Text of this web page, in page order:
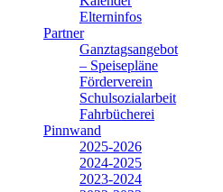
Elterninfos
Partner
Ganztagsangebot
– Speisepläne
Förderverein
Schulsozialarbeit
Fahrbücherei
Pinnwand
2025-2026
2024-2025
2023-2024